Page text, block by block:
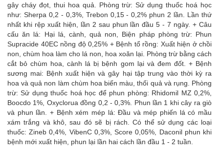
gây cháy đọt, thui hoa quả. Phòng trừ: Sử dụng thuốc hoá học
như: Sherpa 0,2 - 0,3%, Trebon 0,15 - 0,2% phun 2 lần. Lần thứ
nhất khi rệp xuất hiện, lần 2 sau phun lần đầu 5 - 7 ngày. + Câu
cấu ăn lá: Hại lá, cành, quả non, Biện pháp phòng trừ: Phun
Supracide 40EC nồng độ 0,25% + Bệnh tổ rồng: Xuất hiện ở chồi
non, chùm hoa làm cho lá non, hoa xoăn lại. Phòng trừ bằng cách
cắt bỏ chùm hoa, cành lá bị bệnh gom lại và đem đốt. + Bệnh
sương mai: Bệnh xuất hiện và gây hại tập trung vào thời kỳ ra
hoa và quả non làm chùm hoa biến màu, thối quả và rụng. Phòng
trừ: Sử dụng thuốc hoá học để phun phòng: Rhidomil MZ 0,2%,
Boocdo 1%, Oxyclorua đồng 0,2 - 0,3%. Phun lần 1 khi cây ra giò
và phun lần. + Bệnh xém mép lá: Đầu và mép phiến lá có mầu
xám trắng và khô, sau đó sẽ bị rách. Có thể sử dụng các loại
thuốc: Zineb 0,4%, VibenC 0,3%, Score 0,05%, Daconil phun khi
bệnh mới xuất hiện, phun lại lần hai cách lần đầu 1 - 2 tuần.